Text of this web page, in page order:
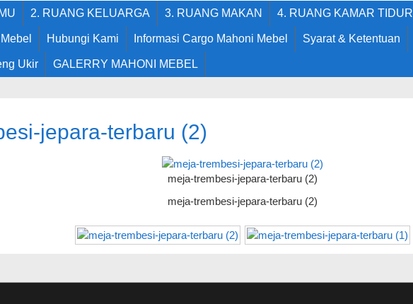
2. RUANG KELUARGA 3. RUANG MAKAN 4. RUANG KAMAR TIDUR
Hubungi Kami Informasi Cargo Mahoni Mebel Syarat & Ketentuan
Ukir GALERRY MAHONI MEBEL
jepara-terbaru (2)
meja-trembesi-jepara-terbaru (2)
meja-trembesi-jepara-terbaru (2)